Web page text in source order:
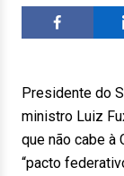
Presidente do
ministro Luiz
que não cabe à
“pacto